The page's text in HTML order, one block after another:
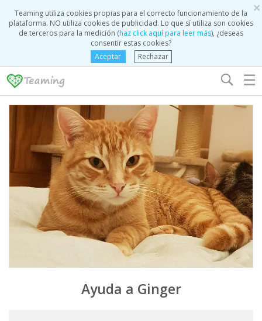
×
Teaming utiliza cookies propias para el correcto funcionamiento de la
plataforma. NO utiliza cookies de publicidad. Lo que sí utiliza son cookies
de terceros para la medición (haz click aquí para leer más), ¿deseas
consentir estas cookies?
Aceptar
Rechazar
☰
Ayuda a Ginger